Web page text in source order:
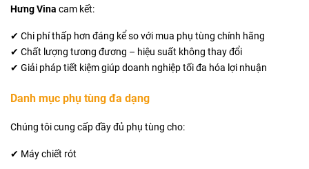
Hưng Vina cam kết:
✔ Chi phí thấp hơn đáng kể so với mua phụ tùng chính hãng
✔ Chất lượng tương đương – hiệu suất không thay đổi
✔ Giải pháp tiết kiệm giúp doanh nghiệp tối đa hóa lợi nhuận
Danh mục phụ tùng đa dạng
Chúng tôi cung cấp đầy đủ phụ tùng cho:
✔ Máy chiết rót